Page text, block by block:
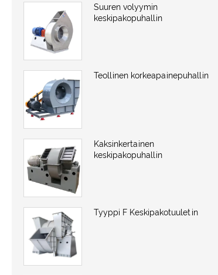
Suuren volyymin
keskipakopuhallin
Teollinen korkeapainepuhallin
Kaksinkertainen
keskipakopuhallin
Tyyppi F Keskipakotuuletin